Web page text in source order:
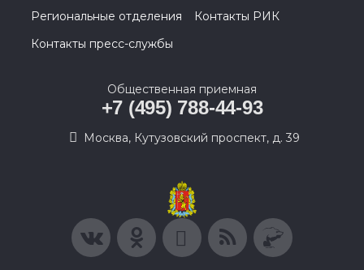
Региональные отделения
Контакты РИК
Контакты пресс-службы
Общественная приемная
+7 (495) 788-44-93
Москва, Кутузовский проспект, д. 39